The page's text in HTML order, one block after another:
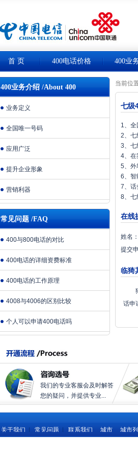
首 页 400电话价格 400业
400业务介绍 /About 400
业务定义
全国唯一号码
应用广泛
提升企业形象
营销利器
常见问题 /FAQ
400与800电话的对比
400电话的详细资费标准
400电话的工作原理
4008与4006的区别比较
个人可以申请400电话吗
当前位
七级
1、全
2、七
3、七
4、在
5、外
6、智
7、话
8、七
在线
姓名：
提交
临猗
话申
我们的专业客服会及时解答
您的疑问，并提供专业...
关于我们 常见问题 联系我们 城市 城市